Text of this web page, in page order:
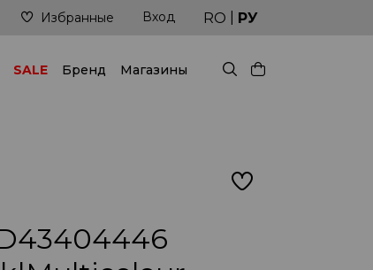
Доставка в кратчайшие сроки
Избранные Вход RO РУ
SALE Бренд Магазины